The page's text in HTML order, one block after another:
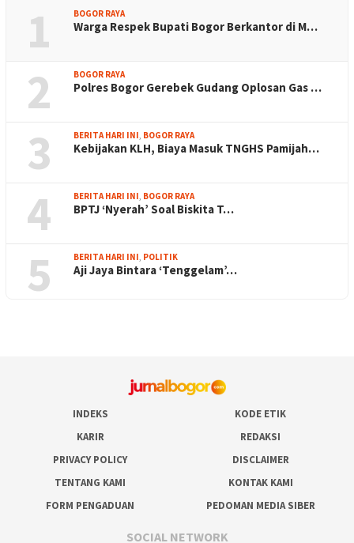
1 BOGOR RAYA
Warga Respek Bupati Bogor Berkantor di M…
2 BOGOR RAYA
Polres Bogor Gerebek Gudang Oplosan Gas …
3 BERITA HARI INI, BOGOR RAYA
Kebijakan KLH, Biaya Masuk TNGHS Pamijah…
4 BERITA HARI INI, BOGOR RAYA
BPTJ ‘Nyerah’ Soal Biskita T…
5 BERITA HARI INI, POLITIK
Aji Jaya Bintara ‘Tenggelam’…
INDEKS
KODE ETIK
KARIR
REDAKSI
PRIVACY POLICY
DISCLAIMER
TENTANG KAMI
KONTAK KAMI
FORM PENGADUAN
PEDOMAN MEDIA SIBER
SOCIAL NETWORK